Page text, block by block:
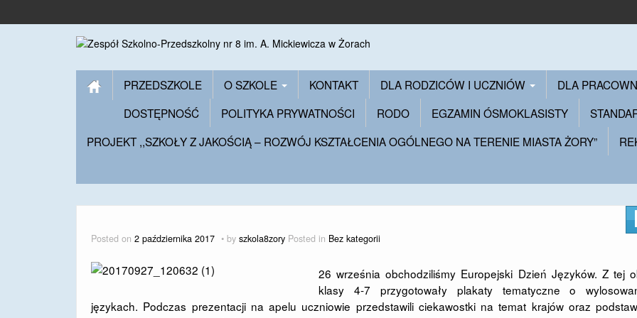
PRZEDSZKOLE O SZKOLE KONTAKT DLA RODZICÓW I UCZNIÓW DLA
DOSTĘPNOŚĆ
POLITYKA PRYWATNOŚCI RODO EGZAMIN ÓSMOKLASISTY
PROJEKT ,,SZKOŁY Z JAKOŚCIĄ – ROZWÓJ KSZTAŁCENIA OGÓLNEGO NA TERENIE MIASTA ŻORY”
Posted on 2 października 2017 by szkola8zory Posted in Bez kategorii
26 września obchodziliśmy Europejski Dzień Języków. Z tej
klasy 4-7 przygotowały plakaty tematyczne o
językach. Podczas prezentacji na apelu uczniowie przedstawili ciekawostki na temat krajów oraz